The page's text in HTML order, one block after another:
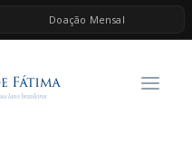
Doação Mensal